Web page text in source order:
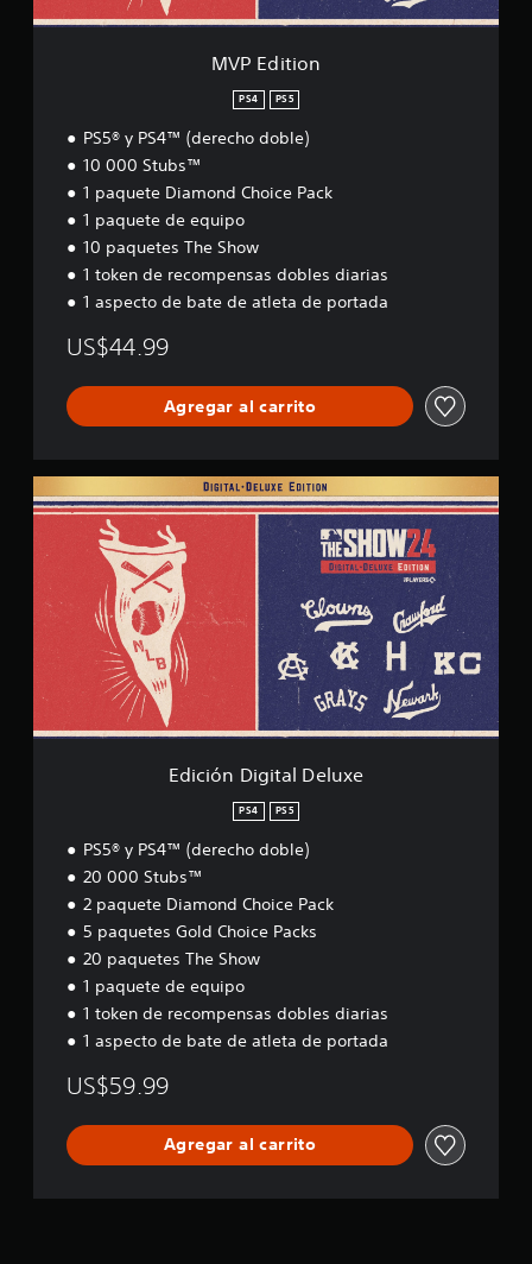
MVP Edition
PS4 PS5
PS5® y PS4™ (derecho doble)
10 000 Stubs™
1 paquete Diamond Choice Pack
1 paquete de equipo
10 paquetes The Show
1 token de recompensas dobles diarias
1 aspecto de bate de atleta de portada
US$44.99
Agregar al carrito
d
a
Edición Digital Deluxe
PS4 PS5
PS5® y PS4™ (derecho doble)
20 000 Stubs™
2 paquete Diamond Choice Pack
5 paquetes Gold Choice Packs
20 paquetes The Show
1 paquete de equipo
1 token de recompensas dobles diarias
1 aspecto de bate de atleta de portada
US$59.99
Agregar al carrito